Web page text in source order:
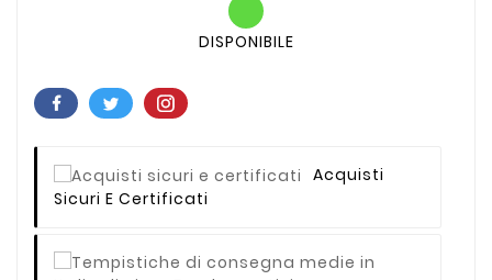
DISPONIBILE
Acquisti
Sicuri E Certificati